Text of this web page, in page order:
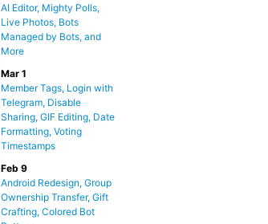
AI Editor, Mighty Polls,
Live Photos, Bots
Managed by Bots, and
More
Mar 1
Member Tags, Login with
Telegram, Disable
Sharing, GIF Editing, Date
Formatting, Voting
Timestamps
Feb 9
Android Redesign, Group
Ownership Transfer, Gift
Crafting, Colored Bot